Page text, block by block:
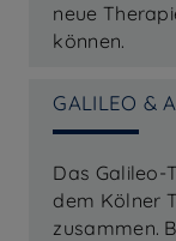
neue
können.
GALILEO &
Das Galileo-
dem Kölner
zusammen.